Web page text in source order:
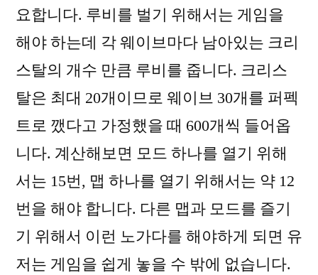
요합니다. 루비를 벌기 위해서는 게임을
해야 하는데 각 웨이브마다 남아있는 크리
스탈의 개수 만큼 루비를 줍니다. 크리스
탈은 최대 20개이므로 웨이브 30개를 퍼펙
트로 깼다고 가정했을 때 600개씩 들어옵
니다. 계산해보면 모드 하나를 열기 위해
서는 15번, 맵 하나를 열기 위해서는 약 12
번을 해야 합니다. 다른 맵과 모드를 즐기
기 위해서 이런 노가다를 해야하게 되면 유
저는 게임을 쉽게 놓을 수 밖에 없습니다.